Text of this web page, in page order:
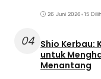
26 Juni 2026•15
04 Shio Kerbau:
untuk
Menantang